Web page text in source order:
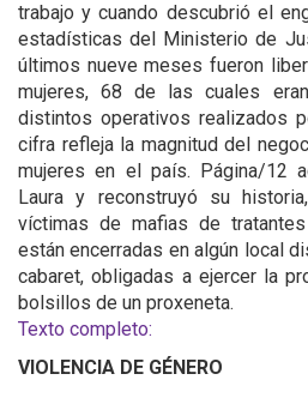
trabajo y cuando descubrió el
estadísticas del Ministerio de
últimos nueve meses fueron
mujeres, 68 de las cuales
distintos operativos realizados
cifra refleja la magnitud del
mujeres en el país. Página/12
Laura y reconstruyó su
víctimas de mafias de
están encerradas en algún local
cabaret, obligadas a ejercer la
bolsillos de un proxeneta.
Texto completo:
VIOLENCIA DE GÉNERO